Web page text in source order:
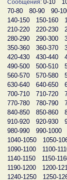
Сообщения: 0-10
70-80
80-90 90-
140-150
150-160
210-220
220-230
280-290
290-300
350-360
360-370
420-430
430-440
490-500
500-510
560-570
570-580
630-640
640-650
700-710
710-720
770-780
780-790
840-850
850-860
910-920
920-930
980-990
990-1000
1040-1050
1050-
1090-1100
1100-
1140-1150
1150-
1190-1200
1200-
1240-1250
1250-